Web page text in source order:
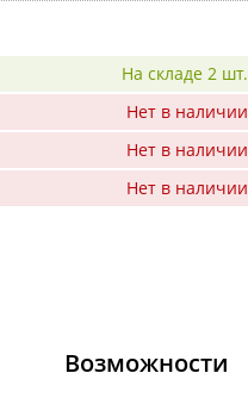
На складе 2 шт.
Нет в наличии
Нет в наличии
Нет в наличии
Возможности